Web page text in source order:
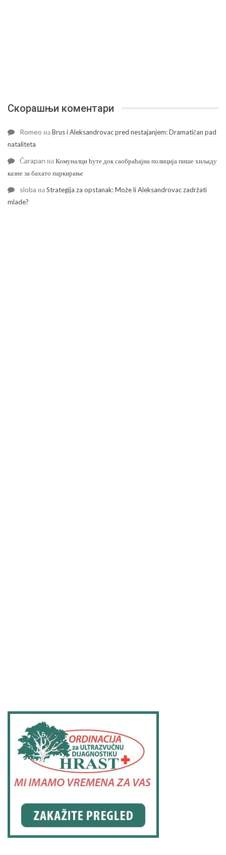
Скорашњи коментари
Romeo наBrus i Aleksandrovac pred nestajanjem: Dramatičan pad
nataliteta
Čarapan наКомуналци ћуте док саобраћајна полиција пише хиљаду
казне за бахато паркирање
sloba наStrategija za opstanak: Može li Aleksandrovac zadržati
mlade?